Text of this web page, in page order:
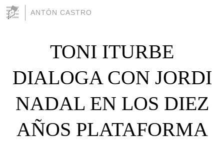
ANTÓN CASTRO
TONI ITURBE
DIALOGA CON JORDI
NADAL EN LOS DIEZ
AÑOS PLATAFORMA